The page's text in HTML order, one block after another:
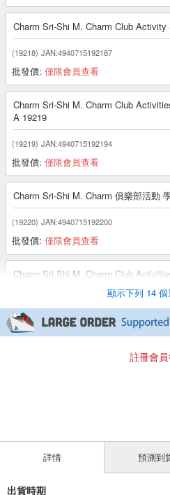
Charm Sri-Shi M. Charm Club
(19218) JAN:4940715192187
批發價: 僅限會員查看
Charm Sri-Shi M. Charm Club
A 19219
(19219) JAN:4940715192194
批發價: 僅限會員查看
Charm Sri-Shi M. Charm 俱樂部活動
(19220) JAN:4940715192200
批發價: 僅限會員查看
Charm Sri-Shi M. Charm Club
(19221)
批發價:僅限會員查看
Charm Sri-Shi M. Charm Club
Charm Sri-Shi M. Charm Club
顯示下列 14
註冊會
詳情
出貨時期
預測到